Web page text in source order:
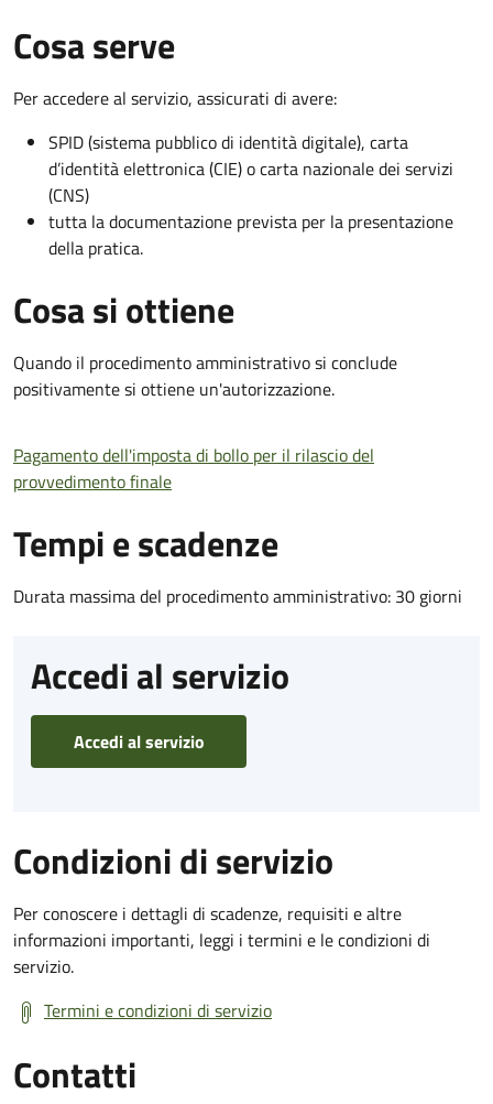
Cosa serve
Per accedere al servizio, assicurati di avere:
SPID (sistema pubblico di identità digitale), carta
d’identità elettronica (CIE) o carta nazionale dei servizi
(CNS)
tutta la documentazione prevista per la presentazione
della pratica.
Cosa si ottiene
Quando il procedimento amministrativo si conclude
positivamente si ottiene un'autorizzazione.
Pagamento dell'imposta di bollo per il rilascio del
provvedimento finale
Tempi e scadenze
Durata massima del procedimento amministrativo: 30 giorni
Accedi al servizio
Accedi al servizio
Condizioni di servizio
Per conoscere i dettagli di scadenze, requisiti e altre
informazioni importanti, leggi i termini e le condizioni di
servizio.
Termini e condizioni di servizio
Contatti